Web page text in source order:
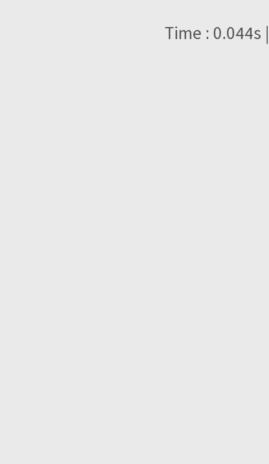
Time : 0.044s